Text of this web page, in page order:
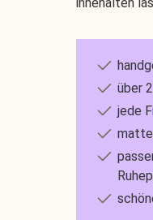
über
jede